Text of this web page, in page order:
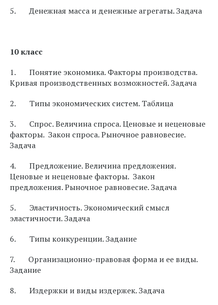
5. Денежная масса и денежные агрегаты. Задача
10 класс
1. Понятие экономика. Факторы производства.
Кривая производственных возможностей. Задача
2. Типы экономических систем. Таблица
3. Спрос. Величина спроса. Ценовые и неценовые
факторы. Закон спроса. Рыночное равновесие.
Задача
4. Предложение. Величина предложения.
Ценовые и неценовые факторы. Закон
предложения. Рыночное равновесие. Задача
5. Эластичность. Экономический смысл
эластичности. Задача
6. Типы конкуренции. Задание
7. Организационно-правовая форма и ее виды.
Задание
8. Издержки и виды издержек. Задача